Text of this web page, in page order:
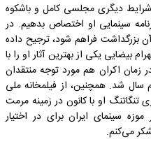
دیگری مجلسی کامل و باشکوه
سینمایی او اختصاص بدهیم. در
فراهم شود، ترجیح داده
بیضایی یکی از بهترین آثار او را با
اکران هم مورد توجه منتقدان
سال شد. همچنین، از فیلمخانه ملی
تنگاتنگ او با کانون در زمینه مرمت
سینمای ایران برای در اختیار
می‌کنم.